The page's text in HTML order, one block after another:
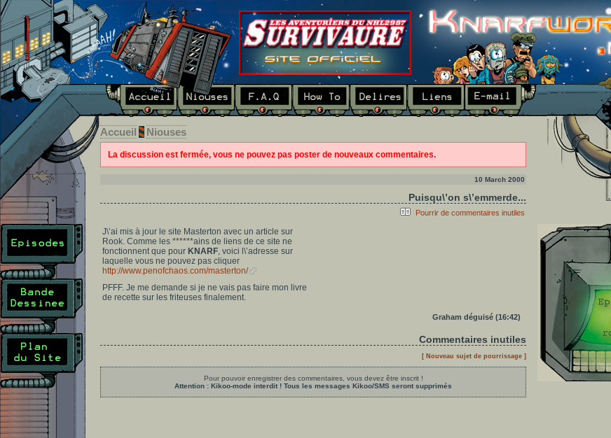
Accueil Niouses
La discussion est fermée, vous ne pouvez pas poster de nouveaux commentaires.
10 March 2000
Puisqu\’on s\’emmerde...
Pourrir de commentaires inutiles
J\’ai mis à jour le site Masterton avec un article sur
Rook. Comme les ******ains de liens de ce site ne
fonctionnent que pour KNARF, voici l\’adresse sur
laquelle vous ne pouvez pas cliquer
http://www.penofchaos.com/masterton/
PFFF. Je me demande si je ne vais pas faire mon livre
de recette sur les friteuses finalement.
Graham déguisé (16:42)
Commentaires inutiles
[ Nouveau sujet de pourrissage ]
Pour pouvoir enregistrer des commentaires, vous devez être inscrit !
Attention : Kikoo-mode interdit ! Tous les messages Kikoo/SMS seront supprimés